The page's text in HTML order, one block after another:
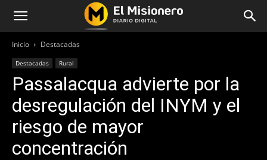
Inicio Destacadas
Destacadas Rural
Passalacqua advierte por la
desregulación del INYM y el
riesgo de mayor
concentración